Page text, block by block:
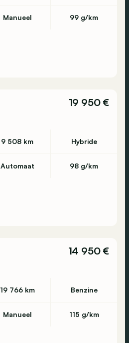
Manueel 99 g/km
19 950 €
9 508 km Hybride
Automaat 98 g/km
14 950 €
19 766 km Benzine
Manueel 115 g/km